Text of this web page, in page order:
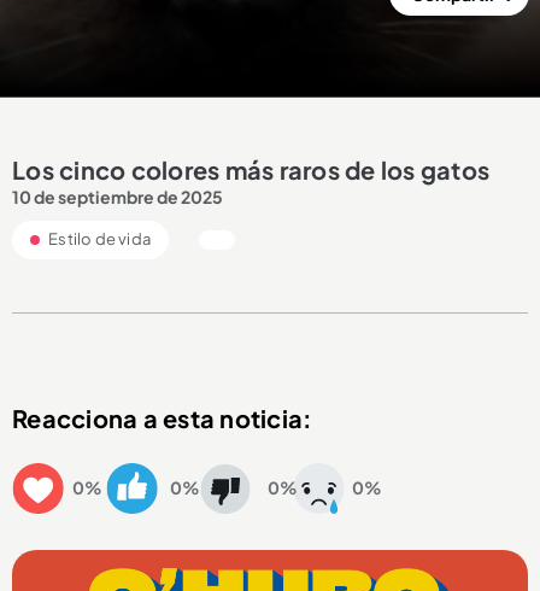
Los cinco colores más raros de los gatos
10 de septiembre de 2025
Estilo de vida
Reacciona a esta noticia:
0% 0% 0% 0%